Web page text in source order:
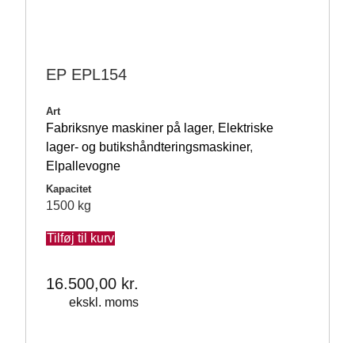
EP EPL154
Art
Fabriksnye maskiner på lager, Elektriske
lager- og butikshåndteringsmaskiner,
Elpallevogne
Kapacitet
1500 kg
Tilføj til kurv
16.500,00 kr.
ekskl. moms